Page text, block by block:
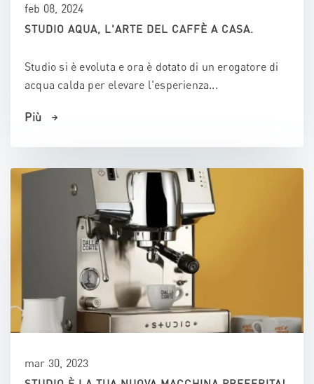
feb 08, 2024
STUDIO AQUA, L'ARTE DEL CAFFÈ A CASA.
Studio si è evoluta e ora è dotato di un erogatore di
acqua calda per elevare l'esperienza...
Più
mar 30, 2023